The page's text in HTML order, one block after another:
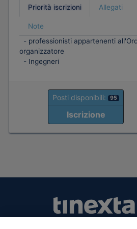
Priorità iscrizioni Allegati
Note
- professionisti appartenenti
organizzatore
- Ingegneri
Posti disponibili: 95
Iscrizione